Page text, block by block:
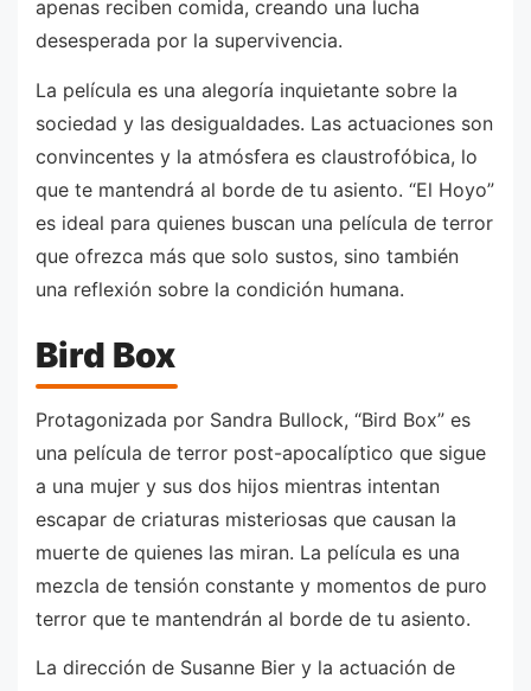
apenas reciben comida, creando una lucha
desesperada por la supervivencia.
La película es una alegoría inquietante sobre la
sociedad y las desigualdades. Las actuaciones son
convincentes y la atmósfera es claustrofóbica, lo
que te mantendrá al borde de tu asiento. “El Hoyo”
es ideal para quienes buscan una película de terror
que ofrezca más que solo sustos, sino también
una reflexión sobre la condición humana.
Bird Box
Protagonizada por Sandra Bullock, “Bird Box” es
una película de terror post-apocalíptico que sigue
a una mujer y sus dos hijos mientras intentan
escapar de criaturas misteriosas que causan la
muerte de quienes las miran. La película es una
mezcla de tensión constante y momentos de puro
terror que te mantendrán al borde de tu asiento.
La dirección de Susanne Bier y la actuación de